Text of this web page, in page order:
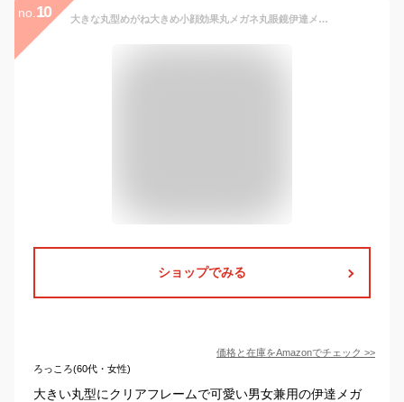
no. 10 大きな丸型めがね大きめ小顔効果丸メガネ丸眼鏡伊達メガネレンズUVカット機能復古デザインファッションクラッシク (クリア 20472)
ショップでみる
価格と在庫をAmazonでチェック >>
ろっころ(60代・女性)
大きい丸型にクリアフレームで可愛い男女兼用の伊達メガ